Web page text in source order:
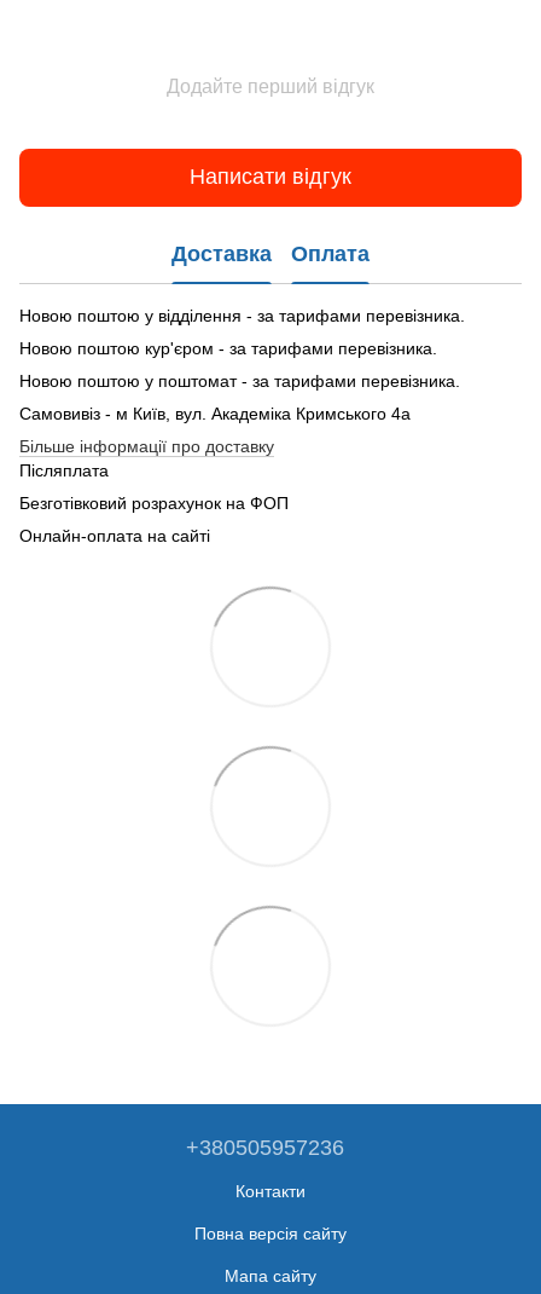
Додайте перший відгук
Написати відгук
Доставка Оплата
Новою поштою у відділення - за тарифами перевізника.
Новою поштою кур'єром - за тарифами перевізника.
Новою поштою у поштомат - за тарифами перевізника.
Самовивіз - м Київ, вул. Академіка Кримського 4а
Більше інформації про доставку
Післяплата
Безготівковий розрахунок на ФОП
Онлайн-оплата на сайті
+380505957236
Контакти
Повна версія сайту
Мапа сайту